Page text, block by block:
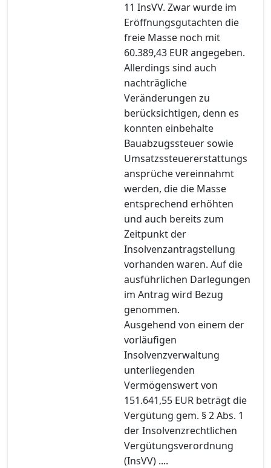
11 InsVV. Zwar wurde im
Eröffnungsgutachten die
freie Masse noch mit
60.389,43 EUR angegeben.
Allerdings sind auch
nachträgliche
Veränderungen zu
berücksichtigen, denn es
konnten einbehalte
Bauabzugssteuer sowie
Umsatzssteuererstattungs
ansprüche vereinnahmt
werden, die die Masse
entsprechend erhöhten
und auch bereits zum
Zeitpunkt der
Insolvenzantragstellung
vorhanden waren. Auf die
ausführlichen Darlegungen
im Antrag wird Bezug
genommen.
Ausgehend von einem der
vorläufigen
Insolvenzverwaltung
unterliegenden
Vermögenswert von
151.641,55 EUR beträgt die
Vergütung gem. § 2 Abs. 1
der Insolvenzrechtlichen
Vergütungsverordnung
(InsVV) ....